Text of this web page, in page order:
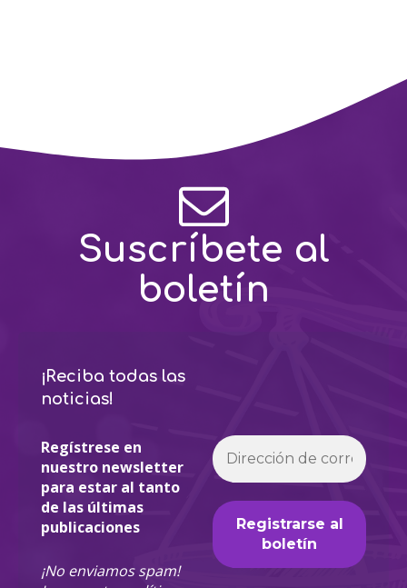
Suscríbete al
boletín
¡Reciba todas las
noticias!
Regístrese en
nuestro newsletter
para estar al tanto
de las últimas
publicaciones
¡No enviamos spam!